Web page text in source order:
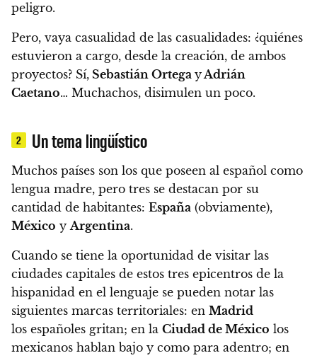
peligro.
Pero, vaya casualidad de las casualidades: ¿quiénes
estuvieron a cargo, desde la creación, de ambos
proyectos? Sí, Sebastián Ortega yAdrián
Caetano… Muchachos, disimulen un poco.
2 Un tema lingüístico
Muchos países son los que poseen al español como
lengua madre, pero tres se destacan por su
cantidad de habitantes: España (obviamente),
México yArgentina.
Cuando se tiene la oportunidad de visitar las
ciudades capitales de estos tres epicentros de la
hispanidad en el lenguaje se pueden notar las
siguientes marcas territoriales: en Madrid
los españoles gritan; en la Ciudad de México los
mexicanos hablan bajo y como para adentro; en